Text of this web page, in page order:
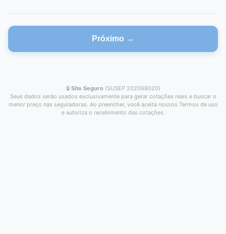
Próximo →
🔒 Site Seguro (SUSEP 202068020)
Seus dados serão usados exclusivamente para gerar cotações reais e buscar o
menor preço nas seguradoras. Ao preencher, você aceita nossos Termos de uso
e autoriza o recebimento das cotações.